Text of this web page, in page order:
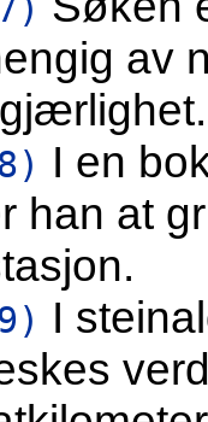
av
I en
han at
I